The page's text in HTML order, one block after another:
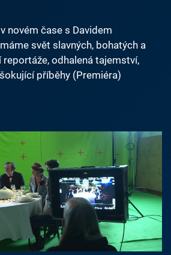
novém čase s Davidem
svět slavných, bohatých a
reportáže, odhalená tajemství,
příběhy (Premiéra)